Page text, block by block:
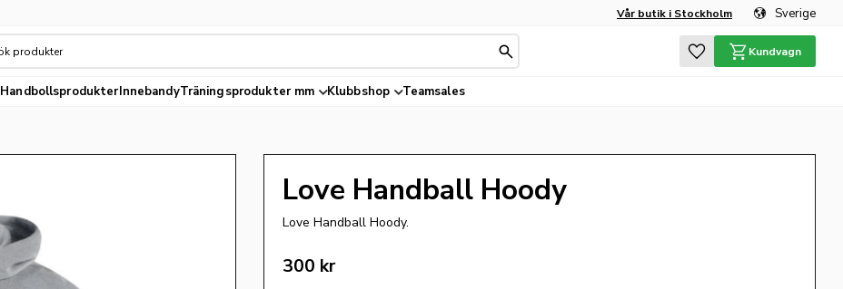
Vår butik i Stockholm Sverige
Favoriter
Kundvagn
HandbollsprodukterInnebandyTräningsprodukter mm Klubbshop Teamsales
Love Handball Hoody
Love Handball Hoody.
300 kr